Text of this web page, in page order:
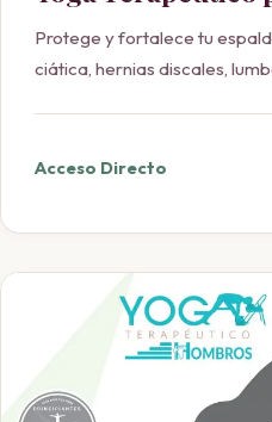
Protege y fortalece tu
ciática, hernias discales,
Acceso Directo